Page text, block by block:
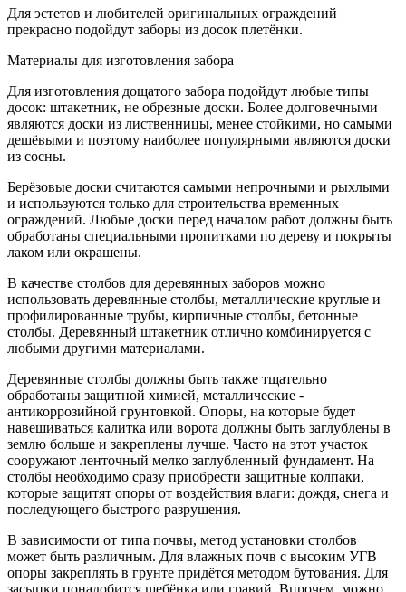
Для эстетов и любителей оригинальных ограждений
прекрасно подойдут заборы из досок плетёнки.
Материалы для изготовления забора
Для изготовления дощатого забора подойдут любые типы
досок: штакетник, не обрезные доски. Более долговечными
являются доски из лиственницы, менее стойкими, но самыми
дешёвыми и поэтому наиболее популярными являются доски
из сосны.
Берёзовые доски считаются самыми непрочными и рыхлыми
и используются только для строительства временных
ограждений. Любые доски перед началом работ должны быть
обработаны специальными пропитками по дереву и покрыты
лаком или окрашены.
В качестве столбов для деревянных заборов можно
использовать деревянные столбы, металлические круглые и
профилированные трубы, кирпичные столбы, бетонные
столбы. Деревянный штакетник отлично комбинируется с
любыми другими материалами.
Деревянные столбы должны быть также тщательно
обработаны защитной химией, металлические -
антикоррозийной грунтовкой. Опоры, на которые будет
навешиваться калитка или ворота должны быть заглублены в
землю больше и закреплены лучше. Часто на этот участок
сооружают ленточный мелко заглубленный фундамент. На
столбы необходимо сразу приобрести защитные колпаки,
которые защитят опоры от воздействия влаги: дождя, снега и
последующего быстрого разрушения.
В зависимости от типа почвы, метод установки столбов
может быть различным. Для влажных почв с высоким УГВ
опоры закреплять в грунте придётся методом бутования. Для
засыпки понадобится щебёнка или гравий. Впрочем, можно